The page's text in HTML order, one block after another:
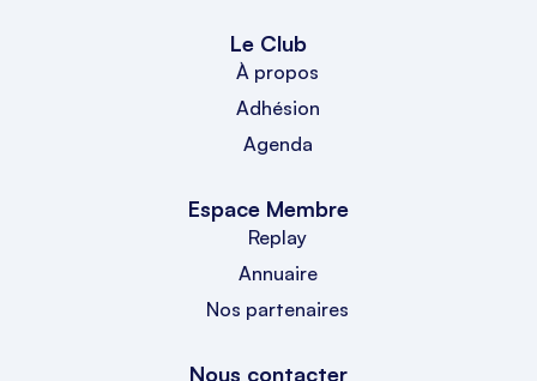
Le Club
À propos
Adhésion
Agenda
Espace Membre
Replay
Annuaire
Nos partenaires
Nous contacter